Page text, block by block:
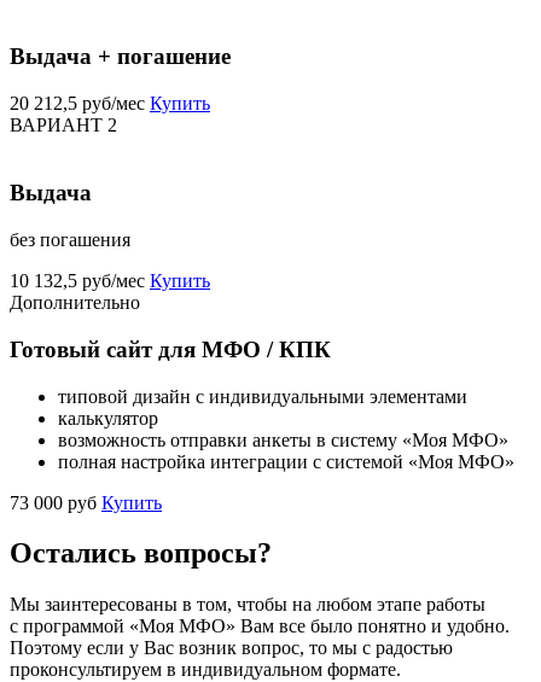
Выдача + погашение
20 212,5 руб/мес Купить
ВАРИАНТ 2
Выдача
без погашения
10 132,5 руб/мес Купить
Дополнительно
Готовый сайт для МФО / КПК
типовой дизайн с индивидуальными элементами
калькулятор
возможность отправки анкеты в систему «Моя МФО»
полная настройка интеграции с системой «Моя МФО»
73 000 руб Купить
Остались вопросы?
Мы заинтересованы в том, чтобы на любом этапе работы
с программой «Моя МФО» Вам все было понятно и удобно.
Поэтому если у Вас возник вопрос, то мы с радостью
проконсультируем в индивидуальном формате.